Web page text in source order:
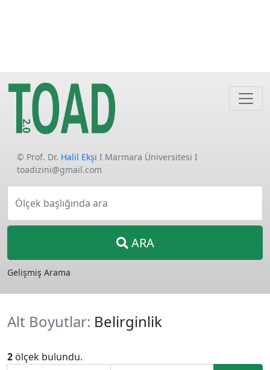
© Prof. Dr. Halil Ekşi I Marmara Üniversitesi I
toadizini@gmail.com
Ölçek başlığında ara
ARA
Gelişmiş Arama
Alt Boyutlar: Belirginlik
2 ölçek bulundu.